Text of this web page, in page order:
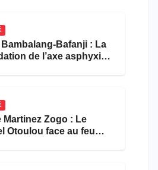
Bambalang-Bafanji : La
de l’axe asphyxie
Martinez Zogo : Le
Otoulou face au feu